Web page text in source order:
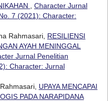
Character Jurnal
7 (2021): Character:
Rahmasari, RESILIENSI
AYAH MENINGGAL
Jurnal Penelitian
Character: Jurnal
UPAYA MENCAPAI
PADA NARAPIDANA